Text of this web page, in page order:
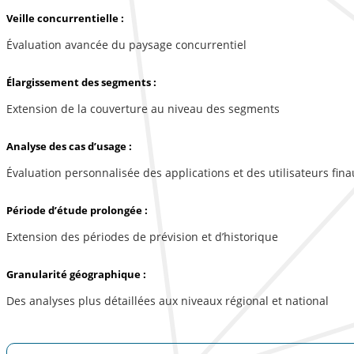
Veille concurrentielle :
Évaluation avancée du paysage concurrentiel
Élargissement des segments :
Extension de la couverture au niveau des segments
Analyse des cas d’usage :
Évaluation personnalisée des applications et des utilisateurs
Période d’étude prolongée :
Extension des périodes de prévision et d’historique
Granularité géographique :
Des analyses plus détaillées aux niveaux régional et national